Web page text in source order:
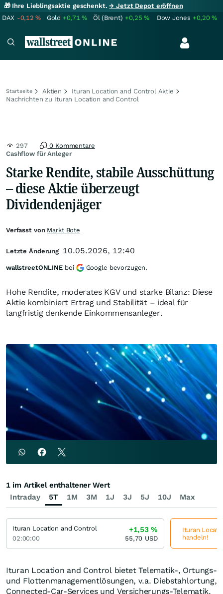
🎁 Ihre Lieblingsaktie geschenkt.→ Jetzt Depot eröffnen
DAX -0,12% Gold +0,71% Öl (Brent) +0,25% Dow Jones +0,20%
Startseite Aktien
Ituran Location and Control Aktie
Nachrichten zu Ituran Location and Control
Cashflow für Anleger
297 0 Kommentare
Starke Rendite, stabile Ausschüttung
– diese Aktie überzeugt
Dividendenjäger
Hohe Rendite, moderates KGV und starke Bilanz: Diese
Aktie kombiniert Ertrag und Stabilität – ideal für
langfristig denkende Einkommensanleger.
Ituran Location and Control bietet Telematik-, Ortungs-
und Flottenmanagementlösungen, v.a. Diebstahlortung,
Connected-Car-Services und Versicherungs-Telematik.
Verfasst von Markt Bote
Letzte Änderung 10.05.2026, 12:40
wallstreetONLINE bei Google bevorzugen.
Intraday 5T 1M 3M 1J 3J 5J 10J Max
1 im Artikel enthaltener Wert
Ituran Location and Control
02:00:00
+1,53%
55,70 USD
Ituran
handeln!